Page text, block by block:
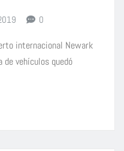
0
internacional Newark
de vehículos quedó